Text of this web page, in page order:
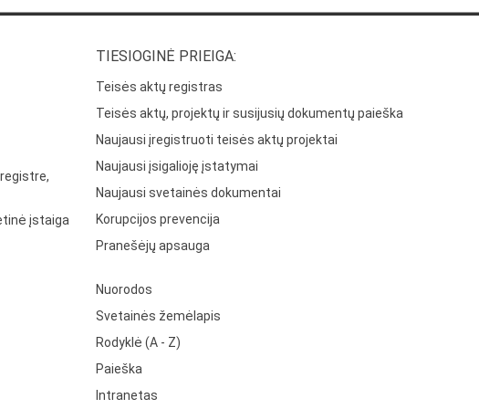
įstaiga
TIESIOGINĖ PRIEIGA:
Teisės aktų registras
Teisės aktų, projektų ir susijusių dokumentų paieška
Naujausi įregistruoti teisės aktų projektai
Naujausi įsigalioję įstatymai
Naujausi svetainės dokumentai
Korupcijos prevencija
Pranešėjų apsauga
Nuorodos
Svetainės žemėlapis
Rodyklė (A - Z)
Paieška
Intranetas